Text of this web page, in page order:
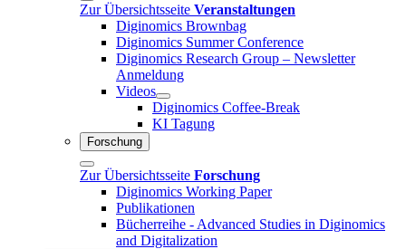
Zur Übersichtsseite Veranstaltungen
Diginomics Brownbag
Diginomics Summer Conference
Diginomics Research Group – Newsletter
Anmeldung
Videos
Diginomics Coffee-Break
KI Tagung
Forschung
Zur Übersichtsseite Forschung
Diginomics Working Paper
Publikationen
Bücherreihe - Advanced Studies in Diginomics
and Digitalization